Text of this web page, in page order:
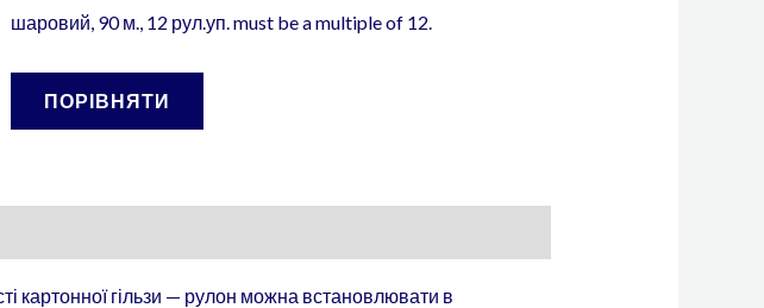
шаровий, 90 м., 12 рул.уп. must be a multiple of 12.
ПОРІВНЯТИ
картонної гільзи — рулон можна встановлювати в